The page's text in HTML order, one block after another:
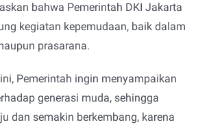
bahwa Pemerintah DKI Jakarta
kegiatan kepemudaan, baik dalam
prasarana.
Pemerintah ingin menyampaikan
generasi muda, sehingga
dan semakin berkembang, karena